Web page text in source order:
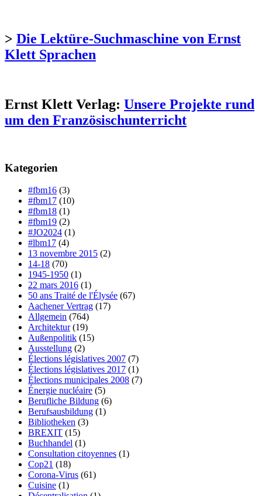
> Die Lektüre-Suchmaschine von Ernst
Klett Sprachen
Ernst Klett Verlag: Unsere Projekte rund
um den Französischunterricht
Kategorien
#fbm16 (3)
#fbm17 (10)
#fbm18 (1)
#fbm19 (2)
#JO2024 (1)
#lbm17 (4)
13 novembre 2015 (2)
14-18 (70)
1945-1950 (1)
22 mars 2016 (1)
50 ans Traité de l'Élysée (67)
Aachener Vertrag (17)
Allgemein (764)
Architektur(19)
Außenpolitik (15)
Ausstellung (2)
Élections législatives 2007 (7)
Élections législatives 2017 (1)
Élections municipales 2008 (7)
Énergie nucléaire (5)
Berufliche Bildung (6)
Berufsausbildung (1)
Bibliotheken (3)
BREXIT (15)
Buchhandel (1)
Consultation citoyennes (1)
Cop21 (18)
Corona-Virus (61)
Cuisine (1)